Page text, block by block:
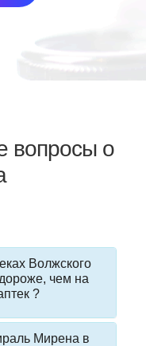
вопросы о
Волжского
чем на
?
Мирена в